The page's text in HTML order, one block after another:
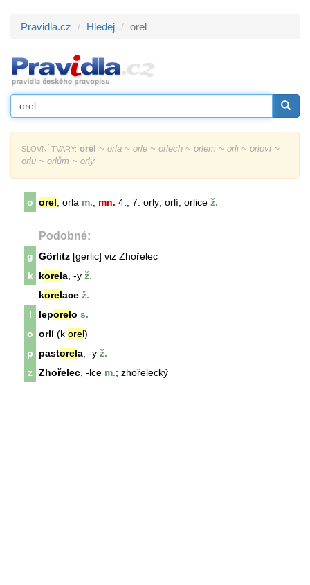
Pravidla.cz Hledej orel
SLOVNÍ TVARY: orel ~ orla ~ orle ~ orlech ~ orlem ~ orli ~ orlovi ~
orlu ~ orlům ~ orly
o orel , orla m. mn. 4., 7. orly; orlí; orlice ž.
Podobné:
g Görlitz [gerlic] viz Zhořelec
k
korela , -y ž.
korelace ž.
l
leporelo s.
o orlí(k orel)
p
pastorela , -y ž.
z
Zhořelec , -lce m.; zhořelecký